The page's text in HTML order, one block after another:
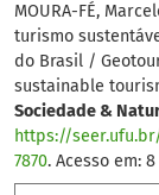
MOURA-FÉ,
turismo
do Brasil /
sustainable
Sociedade &
https://
7870. Acesso em: